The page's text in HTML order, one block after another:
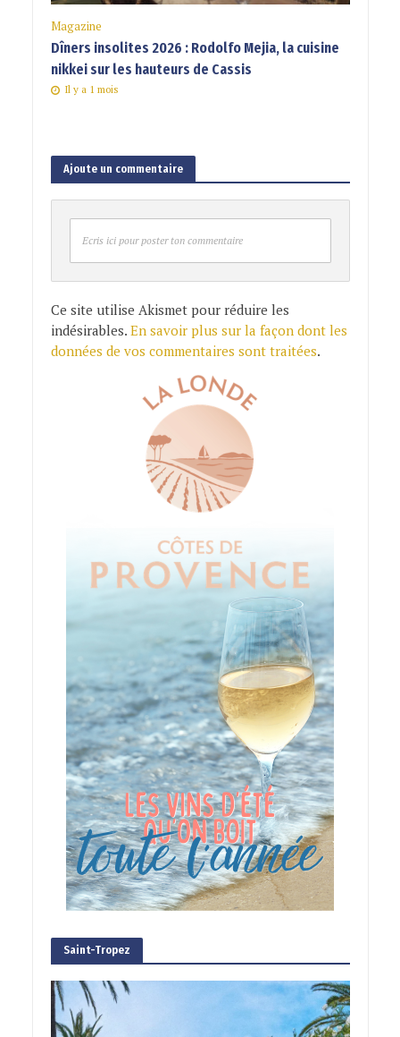
Magazine
Dîners insolites 2026 : Rodolfo Mejia, la cuisine
nikkei sur les hauteurs de Cassis
Il y a 1 mois
Ajoute un commentaire
Ecris ici pour poster ton commentaire
Ce site utilise Akismet pour réduire les
indésirables. En savoir plus sur la façon dont les
données de vos commentaires sont traitées.
Saint-Tropez